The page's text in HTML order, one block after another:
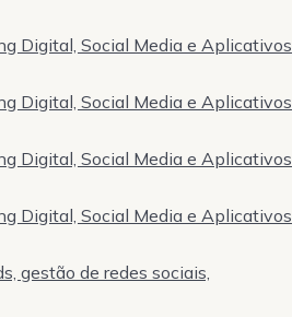
Digital, Social Media e Aplicativos
Digital, Social Media e Aplicativos
Digital, Social Media e Aplicativos
Digital, Social Media e Aplicativos
gestão de redes sociais,